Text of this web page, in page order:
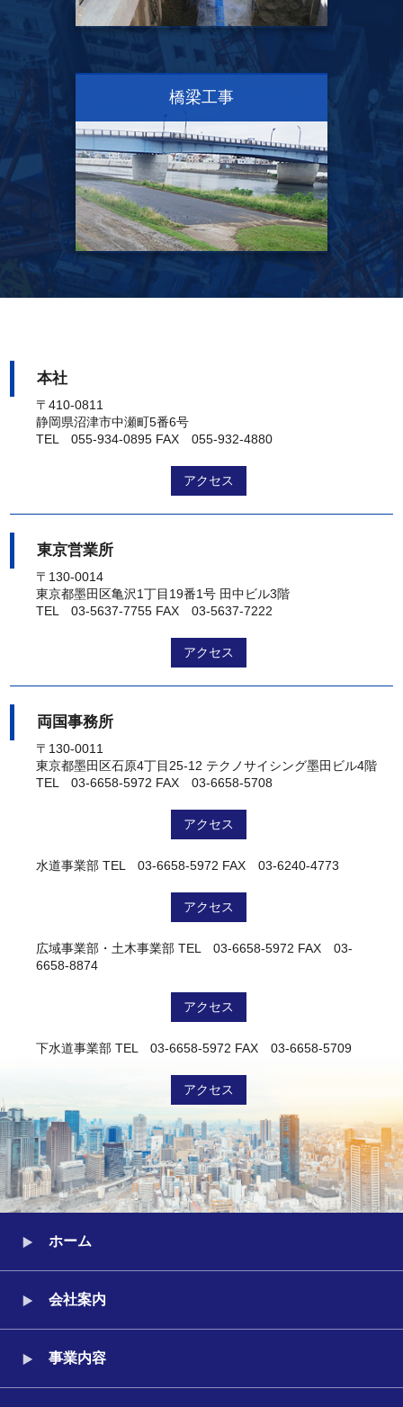
橋梁工事
本社
〒410-0811
静岡県沼津市中瀬町5番6号
TEL 055-934-0895 FAX 055-932-4880
アクセス
東京営業所
〒130-0014
東京都墨田区亀沢1丁目19番1号 田中ビル3階
TEL 03-5637-7755 FAX 03-5637-7222
アクセス
両国事務所
〒130-0011
東京都墨田区石原4丁目25-12 テクノサイシング墨田ビル4階
TEL 03-6658-5972 FAX 03-6658-5708
アクセス
水道事業部 TEL 03-6658-5972 FAX 03-6240-4773
アクセス
広域事業部・土木事業部 TEL 03-6658-5972 FAX 03-
6658-8874
アクセス
下水道事業部 TEL 03-6658-5972 FAX 03-6658-5709
アクセス
ホーム
会社案内
事業内容